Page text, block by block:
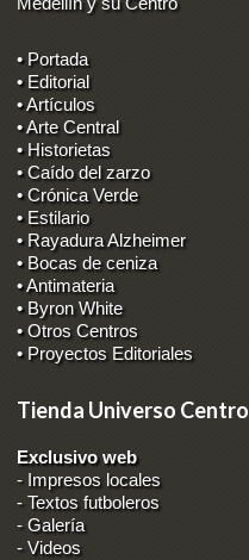
• Portada
• Editorial
• Artículos
• Arte Central
• Historietas
• Caído del zarzo
• Crónica Verde
• Estilario
• Rayadura Alzheimer
• Bocas de ceniza
• Antimateria
• Byron White
• Otros Centros
• Proyectos Editoriales
Tienda Universo Centro
Exclusivo web
- Impresos locales
-Textos futboleros
-Galería
-Videos